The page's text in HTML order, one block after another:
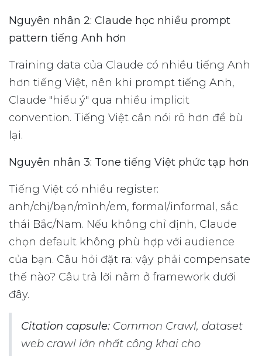
Nguyên nhân 2: Claude học nhiều prompt
pattern tiếng Anh hơn
Training data của Claude có nhiều tiếng Anh
hơn tiếng Việt, nên khi prompt tiếng Anh,
Claude "hiểu ý" qua nhiều implicit
convention. Tiếng Việt cần nói rõ hơn để bù
lại.
Nguyên nhân 3: Tone tiếng Việt phức tạp hơn
Tiếng Việt có nhiều register:
anh/chị/bạn/mình/em, formal/informal, sắc
thái Bắc/Nam. Nếu không chỉ định, Claude
chọn default không phù hợp với audience
của bạn. Câu hỏi đặt ra: vậy phải compensate
thế nào? Câu trả lời nằm ở framework dưới
đây.
Citation capsule: Common Crawl, dataset
web crawl lớn nhất công khai cho